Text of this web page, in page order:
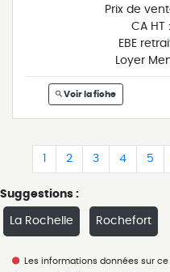
les bateaux. il est très
aux normes et bénéficie
établissement travaille
restauration (carte
fermeture d'un mois en
sauf en saison. le plus
repreneur aucun travaux
Prix de
CA HT :
EBE
Loyer
Voir la fiche
1(current)
2(current)
3(current)
4 5
Suggestions :
La Rochelle Rochefort
Les informations données sur ce